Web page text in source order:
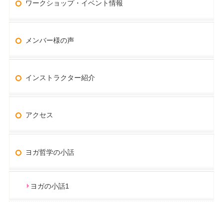
ワークショップ・イベント情報
メンバー様の声
インストラクター紹介
アクセス
ヨガ哲学の小話
ヨガの小話1